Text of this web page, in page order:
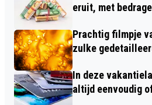
eruit, met
Prachtig filmpje
zulke
In deze
altijd eenvoudig